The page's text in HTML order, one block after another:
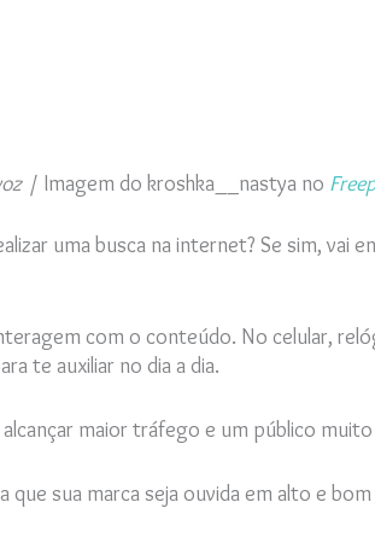
| Imagem do kroshka__nastya no
uma busca na internet? Se sim, vai
com o conteúdo. No celular,
te auxiliar no dia a dia.
maior tráfego e um público muito
sua marca seja ouvida em alto e